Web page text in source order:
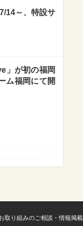
14～、特設サ
」が初の福岡
ム福岡にて開
取り組みのご相談・情報掲